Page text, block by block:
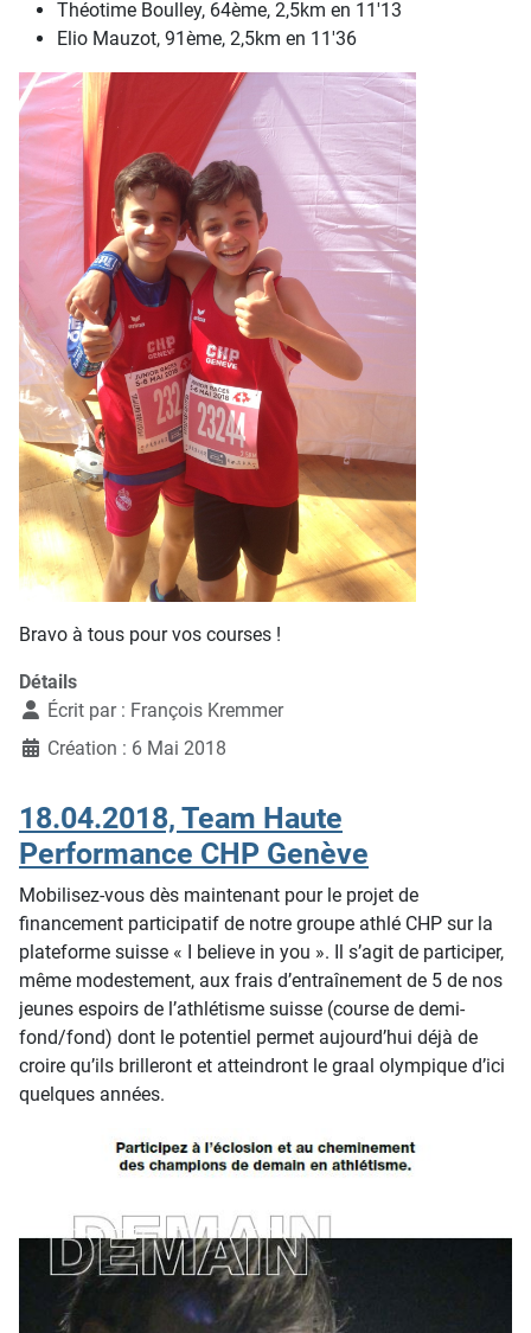
Théotime Boulley, 64ème, 2,5km en 11'13
Elio Mauzot, 91ème, 2,5km en 11'36
Bravo à tous pour vos courses !
Détails
Écrit par : François Kremmer
Création : 6 Mai 2018
18.04.2018, Team Haute
Performance CHP Genève
Mobilisez-vous dès maintenant pour le projet de
financement participatif de notre groupe athlé CHP sur la
plateforme suisse « I believe in you ». Il s’agit de participer,
même modestement, aux frais d’entraînement de 5 de nos
jeunes espoirs de l’athlétisme suisse (course de demi-
fond/fond) dont le potentiel permet aujourd’hui déjà de
croire qu’ils brilleront et atteindront le graal olympique d’ici
quelques années.